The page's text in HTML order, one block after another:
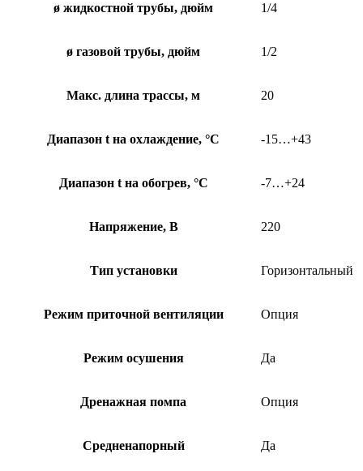
ø жидкостной трубы, дюйм 1/4
ø газовой трубы, дюйм 1/2
Макс. длина трассы, м 20
Диапазон t на охлаждение, °С -15…+43
Диапазон t на обогрев, °С -7…+24
Напряжение, В 220
Тип установки Горизонтальный
Режим приточной вентиляции Опция
Режим осушения Да
Дренажная помпа Опция
Средненапорный Да